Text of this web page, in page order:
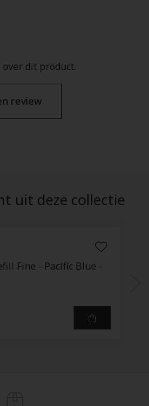
dit product.
review
uit deze collectie
Fine - Pacific Blue -